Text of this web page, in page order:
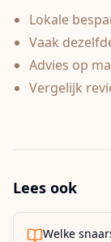
Lokale
Vaak
Advies op
Vergelijk
Lees ook
Welke